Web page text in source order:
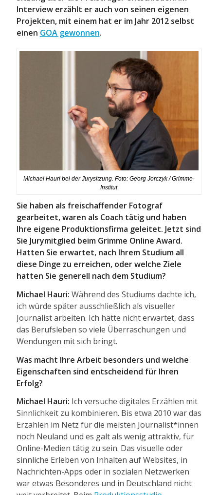
Interview erzählt er auch von seinen eigenen
Projekten, mit einem hat er im Jahr 2012 selbst
einen GOA gewonnen.
Michael Hauri bei der Jurysitzung. Foto: Georg Jorczyk / Grimme-
Institut
Sie haben als freischaffender Fotograf
gearbeitet, waren als Coach tätig und haben
Ihre eigene Produktionsfirma geleitet. Jetzt sind
Sie Jurymitglied beim Grimme Online Award.
Hatten Sie erwartet, nach Ihrem Studium all
diese Dinge zu erreichen, oder welche Ziele
hatten Sie generell nach dem Studium?
Michael Hauri: Während des Studiums dachte ich,
ich würde später ausschließlich als visueller
Journalist arbeiten. Ich hätte nicht erwartet, dass
das Berufsleben so viele Überraschungen und
Wendungen mit sich bringt.
Was macht Ihre Arbeit besonders und welche
Eigenschaften sind entscheidend für Ihren
Erfolg?
Michael Hauri: Ich versuche digitales Erzählen mit
Sinnlichkeit zu kombinieren. Bis etwa 2010 war das
Erzählen im Netz für die meisten Journalist*innen
noch Neuland und es galt als wenig attraktiv, für
Online-Medien tätig zu sein. Das visuelle oder
sinnliche Erleben von Inhalten auf Websites, in
Nachrichten-Apps oder in sozialen Netzwerken
war etwas Besonderes und in Deutschland nicht